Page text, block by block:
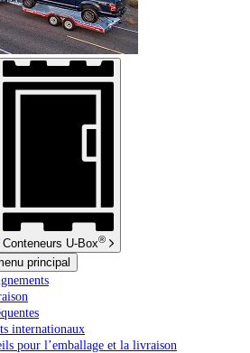
Conteneurs U-Box®
principal
internationaux
pour l’emballage et la livraison